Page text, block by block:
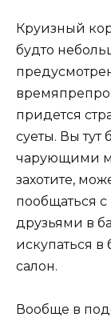
Круизный
будто
придется
суеты. Вы тут
чарующими
захотите,
пообщаться
друзьями в
искупаться
салон.
Вообще в